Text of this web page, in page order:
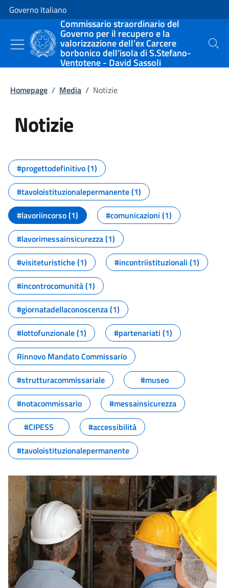
Vai al contenuto
Vai alla navigazione del sito
Governo Italiano
Commissario straordinario del
Governo per il recupero e la
valorizzazione dell’ex Carcere
borbonico dell’isola di S.Stefano-
Ventotene - David Sassoli
Cerca
Homepage / Media / Notizie
Notizie
Tutti i contenuti della pagina
#progettodefinitivo (1)
#tavoloistituzionalepermanente (1)
#lavoriincorso (1)
#comunicazioni (1)
#lavorimessainsicurezza (1)
#visiteturistiche (1)
#incontriistituzionali (1)
#incontrocomunità (1)
#giornatadellaconoscenza (1)
#lottofunzionale (1)
#partenariati (1)
Rinnovo Mandato Commissario
#strutturacommissariale
#museo
#notacommissario
#messainsicurezza
#CIPESS
#accessibilità
#tavoloistituzionalepermanente